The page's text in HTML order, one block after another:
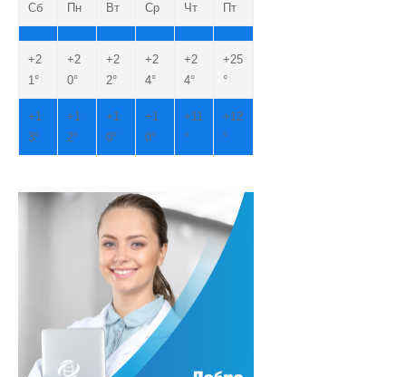
Сб Пн Вт Ср Чт Пт
+2
1°
+2
0°
+2
2°
+2
4°
+2
4°
+25
°
+1
3°
+1
2°
+1
0°
+1
0°
+11
°
+12
°